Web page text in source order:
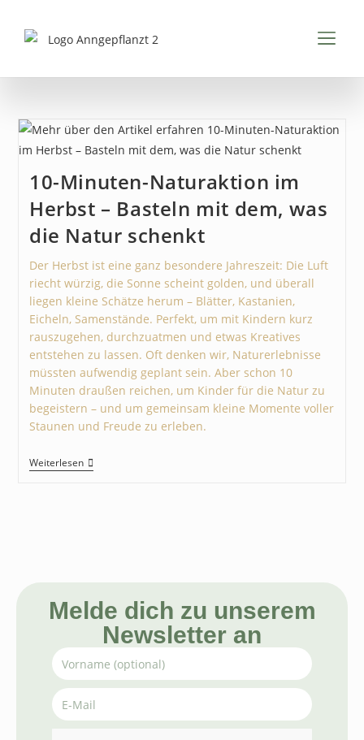
10-Minuten-Naturaktion im
Herbst – Basteln mit dem, was
die Natur schenkt
Der Herbst ist eine ganz besondere Jahreszeit: Die Luft
riecht würzig, die Sonne scheint golden, und überall
liegen kleine Schätze herum – Blätter, Kastanien,
Eicheln, Samenstände. Perfekt, um mit Kindern kurz
rauszugehen, durchzuatmen und etwas Kreatives
entstehen zu lassen. Oft denken wir, Naturerlebnisse
müssten aufwendig geplant sein. Aber schon 10
Minuten draußen reichen, um Kinder für die Natur zu
begeistern – und um gemeinsam kleine Momente voller
Staunen und Freude zu erleben.
Weiterlesen
Melde dich zu unserem
Newsletter an